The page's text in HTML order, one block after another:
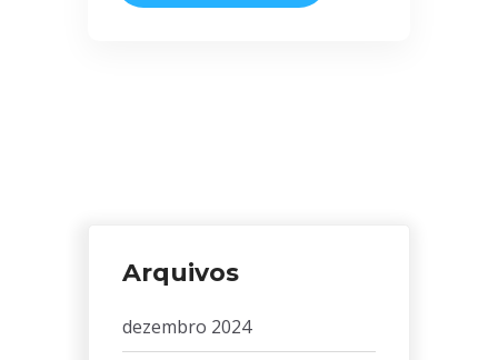
Arquivos
dezembro 2024